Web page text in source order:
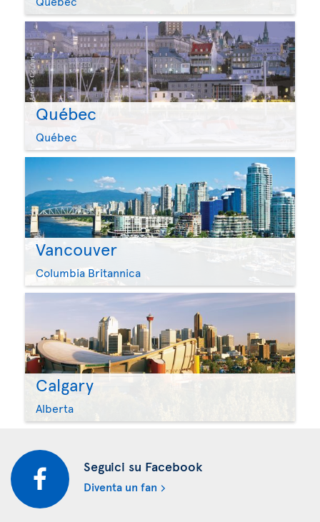
Québec
Québec
Vancouver
Columbia Britannica
Calgary
Alberta
Seguici su Facebook
Diventa un fan